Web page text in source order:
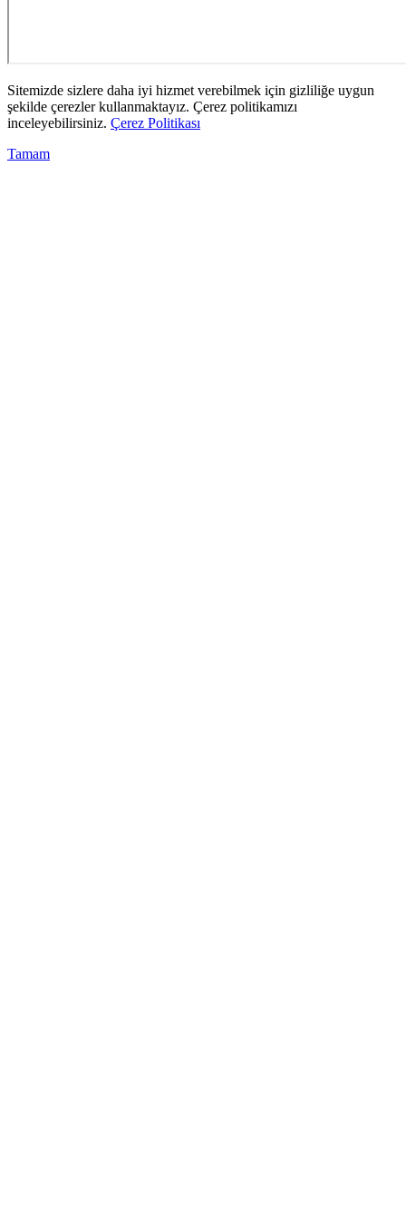
Sitemizde sizlere daha iyi hizmet verebilmek için gizliliğe uygun
şekilde çerezler kullanmaktayız. Çerez politikamızı
inceleyebilirsiniz. Çerez Politikası
Tamam